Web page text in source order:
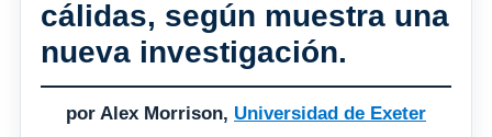
cálidas, según muestra una
nueva investigación.
por Alex Morrison, Universidad de Exeter